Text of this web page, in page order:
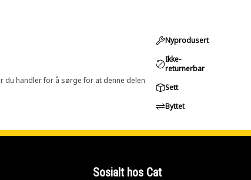
du handler for å sørge for at denne delen
Nyprodusert
Ikke-
returnerbar
Sett
Byttet
Sosialt hos Cat